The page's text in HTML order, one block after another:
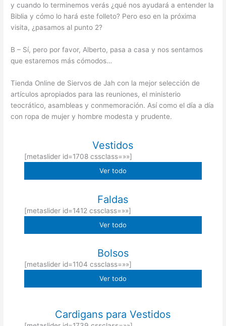
y cuando lo terminemos verás ¿qué nos ayudará a entender la
Biblia y cómo lo hará este folleto? Pero eso en la próxima
visita, ¿pasamos al punto 2?
B – Sí, pero por favor, Alberto, pasa a casa y nos sentamos
que estaremos más cómodos…
Tienda Online de Siervos de Jah con la mejor selección de
artículos apropiados para las reuniones, el ministerio
teocrático, asambleas y conmemoración. Así como el día a día
con ropa de mujer y hombre modesta y prudente.
Vestidos
[metaslider id=1708 cssclass=»»]
Ver todo
Faldas
[metaslider id=1412 cssclass=»»]
Ver todo
Bolsos
[metaslider id=1104 cssclass=»»]
Ver todo
Cardigans para Vestidos